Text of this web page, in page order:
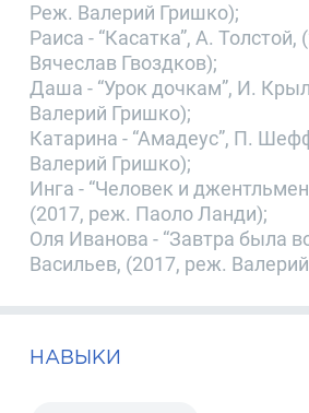
Реж. Валерий Гришко);
Раиса - “Касатка”, А. Толстой,
Вячеслав Гвоздков);
Даша - “Урок дочкам”, И.
Валерий Гришко);
Катарина - “Амадеус”, П.
Валерий Гришко);
Инга - “Человек и
(2017, реж. Паоло Ланди);
Оля Иванова - “Завтра была
Васильев, (2017, реж.
НАВЫКИ